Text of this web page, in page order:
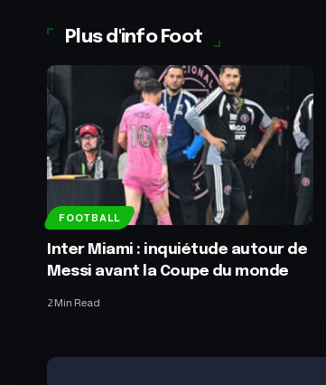
Plus d'info Foot
FOOTBALL
Inter Miami : inquiétude autour de
Messi avant la Coupe du monde
2 Min Read